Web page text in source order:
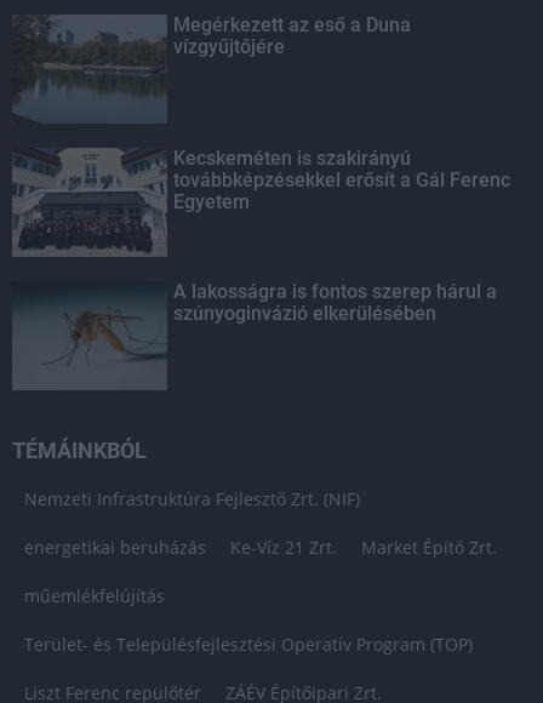
Megérkezett az eső a Duna
vízgyűjtőjére
Kecskeméten is szakirányú
továbbképzésekkel erősít a Gál Ferenc
Egyetem
A lakosságra is fontos szerep hárul a
szúnyoginvázió elkerülésében
TÉMÁINKBÓL
Nemzeti Infrastruktúra Fejlesztő Zrt. (NIF)
energetikai beruházás Ke-Víz 21 Zrt. Market Építő Zrt.
műemlékfelújítás
Terület- és Településfejlesztési Operatív Program (TOP)
Liszt Ferenc repülőtér ZÁÉV Építőipari Zrt.